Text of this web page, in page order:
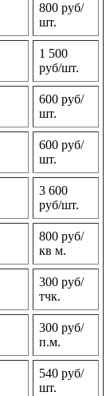
800 руб/
шт.
1 500
руб/шт.
600 руб/
шт.
600 руб/
шт.
3 600
руб/шт.
800 руб/
кв м.
300 руб/
тчк.
300 руб/
п.м.
540 руб/
шт.